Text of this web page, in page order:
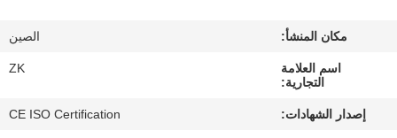
جولة
مكان المنشأ: الصين
اسم العلامة
التجارية:
ZK
إصدار الشهادات: CE ISO Certification